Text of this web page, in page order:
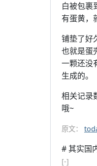
白被包裹
有蛋黄，
铺垫了好
也就是蛋
一颗还没
生成的。
相关记录
哦~
原文：
# 其实国
[-]